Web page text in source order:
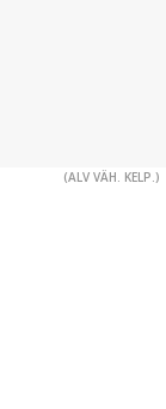
(ALV VÄH. KELP.)